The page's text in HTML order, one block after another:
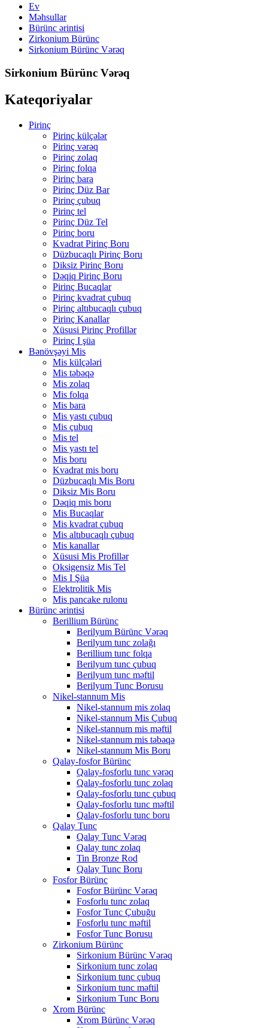
Ev
Məhsullar
Bürünc ərintisi
Zirkonium Bürünc
Sirkonium Bürünc Vərəq
Sirkonium Bürünc Vərəq
Kateqoriyalar
Pirinç
Pirinç külçələr
Pirinç vərəq
Pirinç zolaq
Pirinç folqa
Pirinç bara
Pirinç Düz Bar
Pirinç çubuq
Pirinç tel
Pirinç Düz Tel
Pirinç boru
Kvadrat Pirinç Boru
Düzbucaqlı Pirinç Boru
Diksiz Pirinç Boru
Dəqiq Pirinç Boru
Pirinç Bucaqlar
Pirinç kvadrat çubuq
Pirinç altıbucaqlı çubuq
Pirinç Kanallar
Xüsusi Pirinç Profillər
Pirinç I şüa
Bənövşəyi Mis
Mis külçələri
Mis təbəqə
Mis zolaq
Mis folqa
Mis bara
Mis yastı çubuq
Mis çubuq
Mis tel
Mis yastı tel
Mis boru
Kvadrat mis boru
Düzbucaqlı Mis Boru
Diksiz Mis Boru
Dəqiq mis boru
Mis Bucaqlar
Mis kvadrat çubuq
Mis altıbucaqlı çubuq
Mis kanallar
Xüsusi Mis Profillər
Oksigensiz Mis Tel
Mis I Şüa
Elektrolitik Mis
Mis pancake rulonu
Bürünc ərintisi
Berillium Bürünc
Berilyum Bürünc Vərəq
Berilyum tunc zolağı
Berillium tunc folqa
Berilyum tunc çubuq
Berilyum tunc məftil
Berilyum Tunc Borusu
Nikel-stannum Mis
Nikel-stannum mis zolaq
Nikel-stannum Mis Çubuq
Nikel-stannum mis məftil
Nikel-stannum mis təbəqə
Nikel-stannum Mis Boru
Qalay-fosfor Bürünc
Qalay-fosforlu tunc vərəq
Qalay-fosforlu tunc zolaq
Qalay-fosforlu tunc çubuq
Qalay-fosforlu tunc məftil
Qalay-fosforlu tunc boru
Qalay Tunc
Qalay Tunc Vərəq
Qalay tunc zolaq
Tin Bronze Rod
Qalay Tunc Boru
Fosfor Bürünc
Fosfor Bürünc Vərəq
Fosforlu tunc zolaq
Fosfor Tunc Çubuğu
Fosforlu tunc məftil
Fosfor Tunc Borusu
Zirkonium Bürünc
Sirkonium Bürünc Vərəq
Sirkonium tunc zolaq
Sirkonium tunc çubuq
Sirkonium tunc məftil
Sirkonium Tunc Boru
Xrom Bürünc
Xrom Bürünc Vərəq